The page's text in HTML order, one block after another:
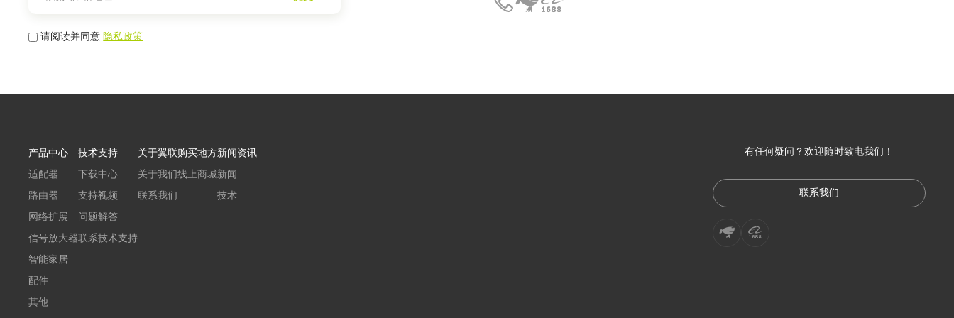
请阅读并同意隐私政策
产品中心
适配器
路由器
网络扩展
信号放大器
智能家居
配件
其他
技术支持
下载中心
支持视频
问题解答
联系技术支持
关于翼联
关于我们
联系我们
购买地方
线上商城
新闻资讯
新闻
技术
有任何疑问？欢迎随时致电我们！
联系我们